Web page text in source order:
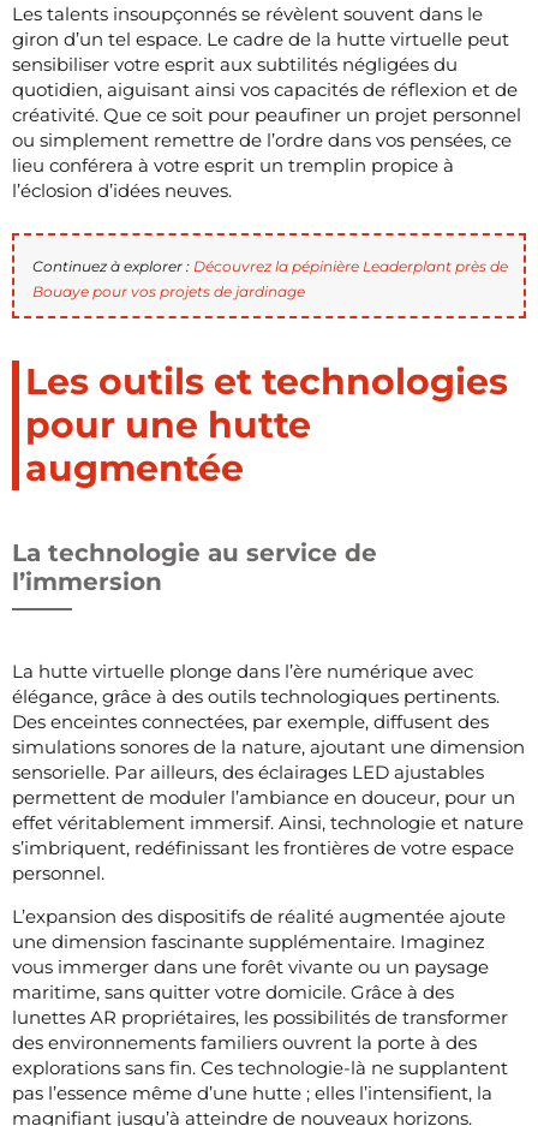
Les talents insoupçonnés se révèlent souvent dans le
giron d’un tel espace. Le cadre de la hutte virtuelle peut
sensibiliser votre esprit aux subtilités négligées du
quotidien, aiguisant ainsi vos capacités de réflexion et de
créativité. Que ce soit pour peaufiner un projet personnel
ou simplement remettre de l’ordre dans vos pensées, ce
lieu conférera à votre esprit un tremplin propice à
l’éclosion d’idées neuves.
Continuez à explorer : Découvrez la pépinière Leaderplant près de
Bouaye pour vos projets de jardinage
Les outils et technologies
pour une hutte
augmentée
La technologie au service de
l’immersion
La hutte virtuelle plonge dans l’ère numérique avec
élégance, grâce à des outils technologiques pertinents.
Des enceintes connectées, par exemple, diffusent des
simulations sonores de la nature, ajoutant une dimension
sensorielle. Par ailleurs, des éclairages LED ajustables
permettent de moduler l’ambiance en douceur, pour un
effet véritablement immersif. Ainsi, technologie et nature
s’imbriquent, redéfinissant les frontières de votre espace
personnel.
L’expansion des dispositifs de réalité augmentée ajoute
une dimension fascinante supplémentaire. Imaginez
vous immerger dans une forêt vivante ou un paysage
maritime, sans quitter votre domicile. Grâce à des
lunettes AR propriétaires, les possibilités de transformer
des environnements familiers ouvrent la porte à des
explorations sans fin. Ces technologie-là ne supplantent
pas l’essence même d’une hutte ; elles l’intensifient, la
magnifiant jusqu’à atteindre de nouveaux horizons.